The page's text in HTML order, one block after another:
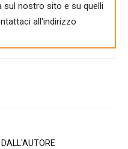
sul nostro sito e su quelli
all'indirizzo